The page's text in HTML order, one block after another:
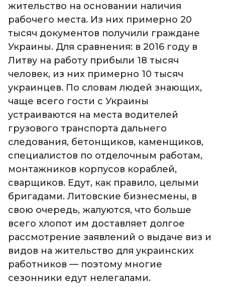
жительство на основании наличия
рабочего места. Из них примерно 20
тысяч документов получили граждане
Украины. Для сравнения: в 2016 году в
Литву на работу прибыли 18 тысяч
человек, из них примерно 10 тысяч
украинцев. По словам людей знающих,
чаще всего гости с Украины
устраиваются на места водителей
грузового транспорта дальнего
следования, бетонщиков, каменщиков,
специалистов по отделочным работам,
монтажников корпусов кораблей,
сварщиков. Едут, как правило, целыми
бригадами. Литовские бизнесмены, в
свою очередь, жалуются, что больше
всего хлопот им доставляет долгое
рассмотрение заявлений о выдаче виз и
видов на жительство для украинских
работников — поэтому многие
сезонники едут нелегалами.